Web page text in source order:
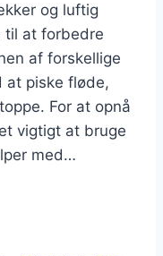
og luftig
til at forbedre
af forskellige
at piske fløde,
For at opnå
vigtigt at bruge
med…